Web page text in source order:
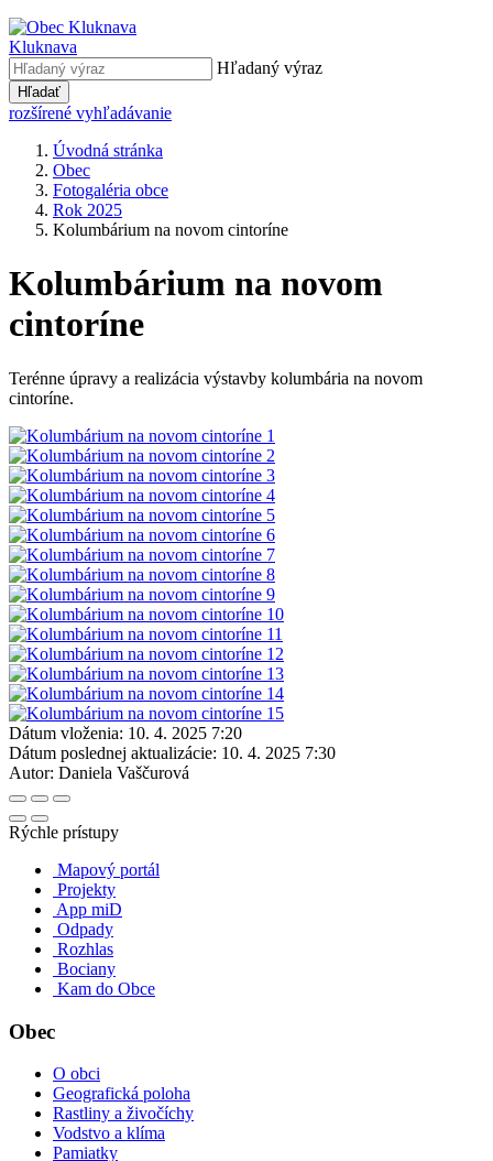
Kluknava
Hľadaný výraz
Hľadať
rozšírené vyhľadávanie
Úvodná stránka
Obec
Fotogaléria obce
Rok 2025
Kolumbárium na novom cintoríne
Kolumbárium na novom
cintoríne
Terénne úpravy a realizácia výstavby kolumbária na novom
cintoríne.
Dátum vloženia: 10. 4. 2025 7:20
Dátum poslednej aktualizácie: 10. 4. 2025 7:30
Autor: Daniela Vaščurová
Rýchle prístupy
Mapový portál
Projekty
App miD
Odpady
Rozhlas
Bociany
Kam do Obce
Obec
O obci
Geografická poloha
Rastliny a živočíchy
Vodstvo a klíma
Pamiatky